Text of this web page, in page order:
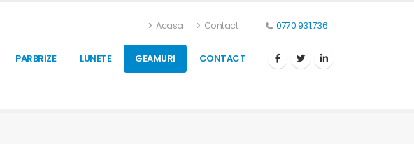
Acasa Contact 0770.931.736
PARBRIZE LUNETE GEAMURI CONTACT